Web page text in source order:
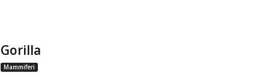
Gorilla
Mammiferi